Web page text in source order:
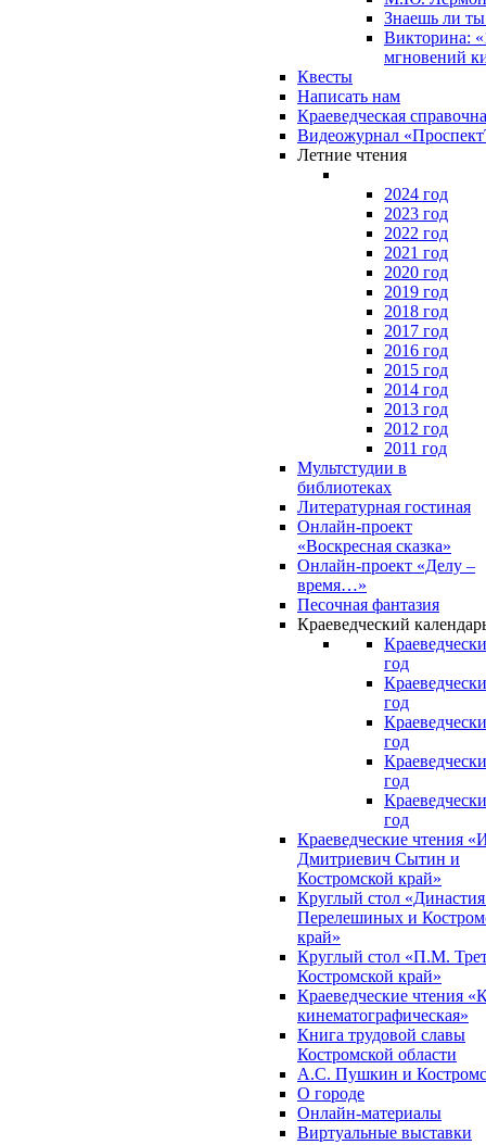
Знаешь ли
Викторина:
мгновений
Квесты
Написать нам
Краеведческая
Видеожурнал
Летние чтения
2024 год
2023 год
2022 год
2021 год
2020 год
2019 год
2018 год
2017 год
2016 год
2015 год
2014 год
2013 год
2012 год
2011 год
Мультстудии в
библиотеках
Литературная гостиная
Онлайн-проект
«Воскресная сказка»
Онлайн-проект «Делу –
время…»
Песочная фантазия
Краеведческий
год
год
год
год
год
Краеведческие чтения
Дмитриевич Сытин и
Костромской край»
Круглый стол
Перелешиных и
край»
Круглый стол «П.М.
Костромской край»
Краеведческие чтения
кинематографическая»
Книга трудовой славы
Костромской области
А.С. Пушкин и
О городе
Онлайн-материалы
Виртуальные выставки